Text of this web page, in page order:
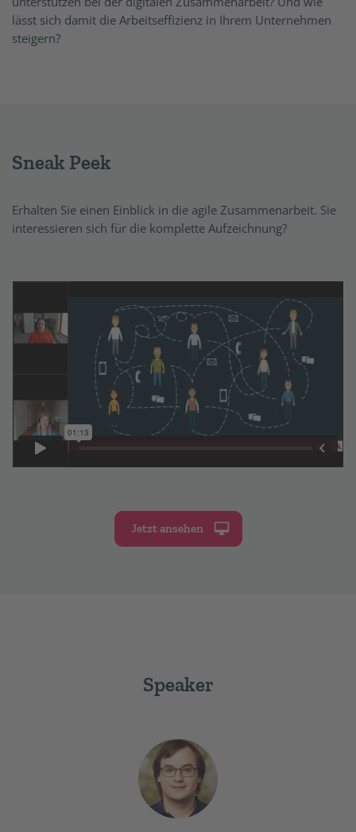
lässt sich damit die Arbeitseffizienz in Ihrem Unternehmen
steigern?
Sneak Peek
Erhalten Sie einen Einblick in die agile Zusammenarbeit. Sie
interessieren sich für die komplette Aufzeichnung?
Jetzt ansehen
Speaker